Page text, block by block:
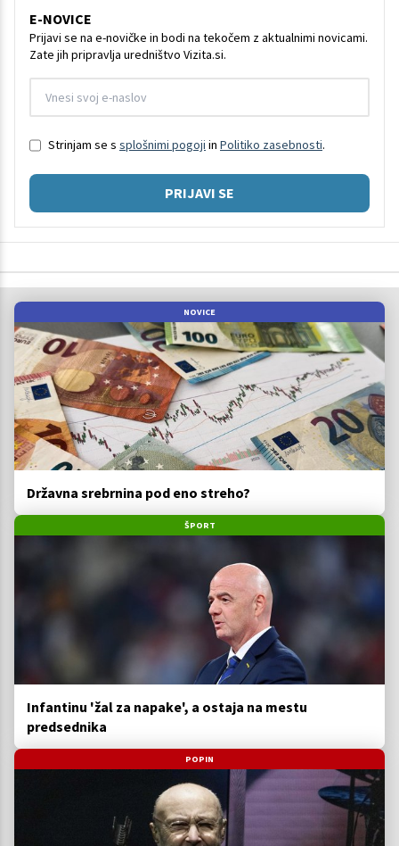
E-NOVICE
Prijavi se na e-novičke in bodi na tekočem z aktualnimi novicami.
Zate jih pripravlja uredništvo Vizita.si.
Strinjam se s splošnimi pogoji in Politiko zasebnosti.
PRIJAVI SE
NOVICE
Državna srebrnina pod eno streho?
ŠPORT
Infantinu 'žal za napake', a ostaja na mestu
predsednika
POPIN